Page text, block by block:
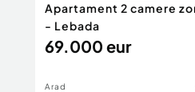
Apartament 2 camere
- Lebada
69.000 eur
Arad